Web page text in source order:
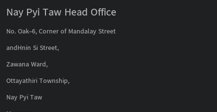
Nay Pyi Taw Head Office
No. Oak-6, Corner of Mandalay Street
andHnin Si Street,
Zawana Ward,
Ottayathiri Township,
Nay Pyi Taw